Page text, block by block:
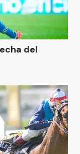
del